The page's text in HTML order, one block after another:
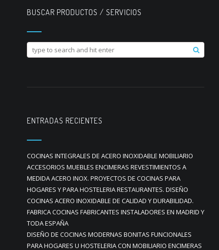
BUSCAR PRODUCTOS / SERVICIOS
ENTRADAS RECIENTES
COCINAS INTEGRALES DE ACERO INOXIDABLE MOBILIARIO
ACCESORIOS MUEBLES ENCIMERAS REVESTIMIENTOS A
MEDIDA ACERO INOX. PROYECTOS DE COCINAS PARA
HOGARES Y PARA HOSTELERIA RESTAURANTES. DISEÑO
COCINAS ACERO INOXIDABLE DE CALIDAD Y DURABILIDAD.
FABRICA COCINAS FABRICANTES INSTALADORES EN MADRID Y
TODA ESPAÑA
DISEÑO DE COCINAS MODERNAS BONITAS FUNCIONALES
PARA HOGARES U HOSTELERIA CON MOBILIARIO ENCIMERAS